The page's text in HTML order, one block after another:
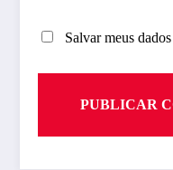
Salvar meus